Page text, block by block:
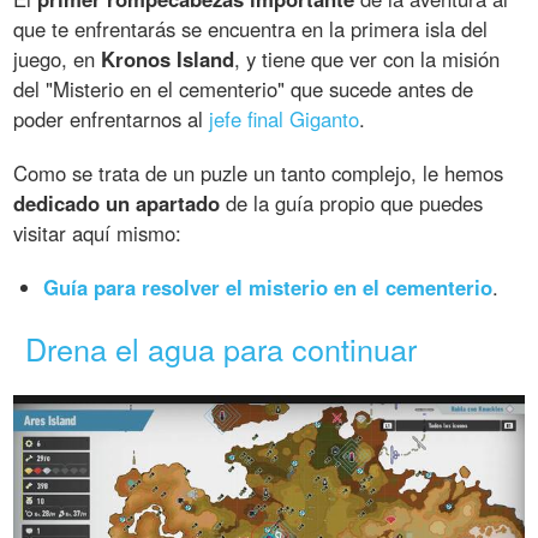
que te enfrentarás se encuentra en la primera isla del
juego, en Kronos Island, y tiene que ver con la misión
del "Misterio en el cementerio" que sucede antes de
poder enfrentarnos al jefe final Giganto.
Como se trata de un puzle un tanto complejo, le hemos
dedicado un apartado de la guía propio que puedes
visitar aquí mismo:
Guía para resolver el misterio en el cementerio.
Drena el agua para continuar